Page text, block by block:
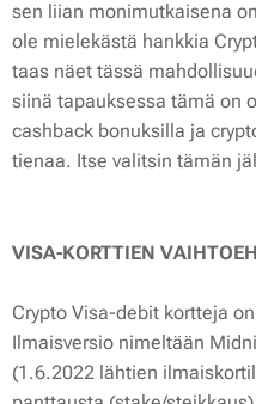
sen liian monimutkaisena
ole mielekästä hankkia
taas näet tässä
siinä tapauksessa tämä on
cashback bonuksilla ja
tienaa. Itse valitsin tämän
VISA-KORTTIEN
Crypto Visa-debit kortteja
Ilmaisversio nimeltään
(1.6.2022 lähtien